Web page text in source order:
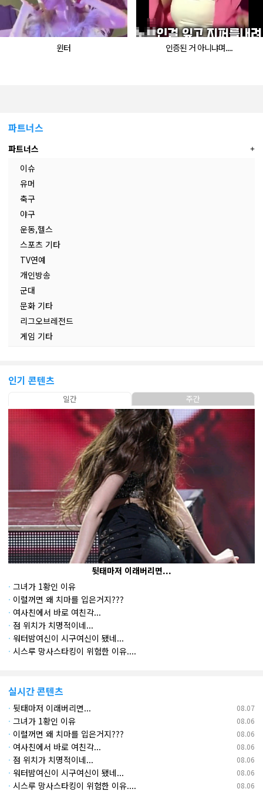
윈터 인증된 거 아니냐며....
파트너스
파트너스
이슈
유머
축구
야구
운동,헬스
스포츠 기타
TV연예
개인방송
군대
문화 기타
리그오브레전드
게임 기타
인기 콘텐츠
일간 주간
뒷태마저 이래버리면...
· 그녀가 1황인 이유
· 이럴꺼면 왜 치마를 입은거지???
· 여사친에서 바로 여친각...
· 점 위치가 치명적이네...
· 워터밤여신이 시구여신이 됐네...
· 시스루 망사스타킹이 위험한 이유....
실시간 콘텐츠
08.07
· 뒷태마저 이래버리면...
08.06
· 그녀가 1황인 이유
08.06
· 이럴꺼면 왜 치마를 입은거지???
08.06
· 여사친에서 바로 여친각...
08.06
· 점 위치가 치명적이네...
08.06
· 워터밤여신이 시구여신이 됐네...
08.06
· 시스루 망사스타킹이 위험한 이유....